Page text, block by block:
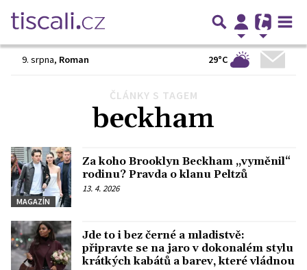
9. srpna, Roman 29°C
ČLÁNKY S TAGEM
beckham
MAGAZÍN
Za koho Brooklyn Beckham „vyměnil“
rodinu? Pravda o klanu Peltzů
13. 4. 2026
Jde to i bez černé a mladistvě:
připravte se na jaro v dokonalém stylu
krátkých kabátů a barev, které vládnou